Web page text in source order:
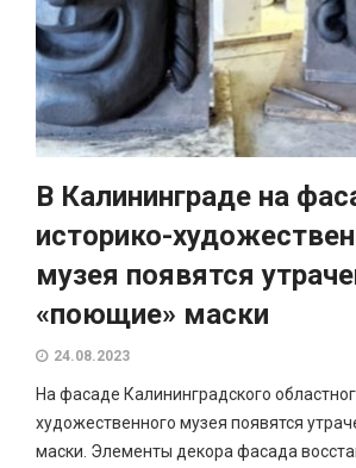
В Калининграде на
историко-
музея появятся
«поющие» маски
24.08.2023
На фасаде Калининградского
художественного музея появятся
маски. Элементы декора фасада